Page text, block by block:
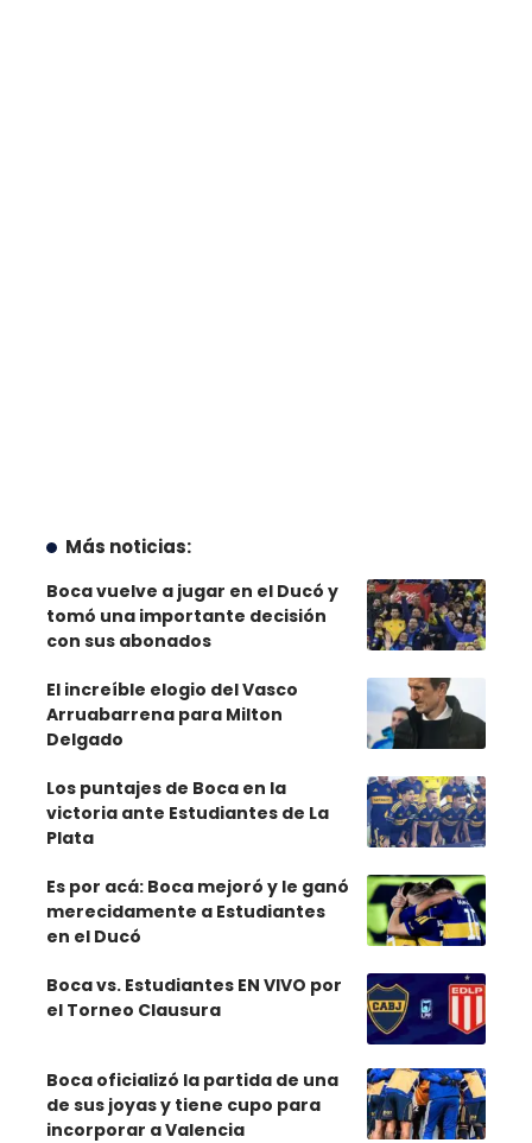
Más noticias:
Boca vuelve a jugar en el Ducó y
tomó una importante decisión
con sus abonados
El increíble elogio del Vasco
Arruabarrena para Milton
Delgado
Los puntajes de Boca en la
victoria ante Estudiantes de La
Plata
Es por acá: Boca mejoró y le ganó
merecidamente a Estudiantes
en el Ducó
Boca vs. Estudiantes EN VIVO por
el Torneo Clausura
Boca oficializó la partida de una
de sus joyas y tiene cupo para
incorporar a Valencia